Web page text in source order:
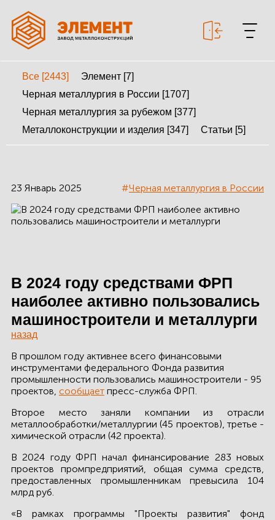
МЕТАЛЛОКОНСТРУКЦИИ
КАЛЬКУЛЯТОР
МЕТАЛЛОКОНСТРУКЦИЙ
ЗДАНИЙ
ПРОЕКТИРОВАНИЕ
СКЛАДЫ
О ЗАВОДЕ
ПРОЕКТЫ
КАЧЕСТВО
Все [2443]
Элемент [7]
Черная металлургия в России [1707]
Черная металлургия за рубежом [377]
Металлоконструкции и изделия [347]
Статьи [5]
23 Январь 2025 #Черная металлургия в России
В 2024 году средствами ФРП
наиболее активно пользовались
машиностроители и металлурги
назад
В прошлом году активнее всего финансовыми
инструментами федерального Фонда развития
промышленности пользовались машиностроители - 95
проектов, сообщает пресс-служба ФРП.
Второе место заняли компании из отрасли
металлообработки/металлургии (45 проектов), третье -
химической отрасли (42 проекта).
В 2024 году ФРП начал финансирование 283 новых
проектов промпредприятий, общая сумма средств,
предоставленных промышленникам превысила 104
млрд руб.
«В рамках программы "Проекты развития" фонд